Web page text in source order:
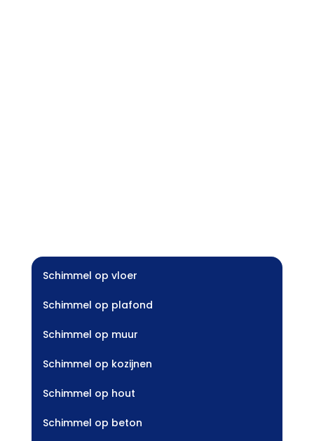
Schimmel op vloer
Schimmel op plafond
Schimmel op muur
Schimmel op kozijnen
Schimmel op hout
Schimmel op beton